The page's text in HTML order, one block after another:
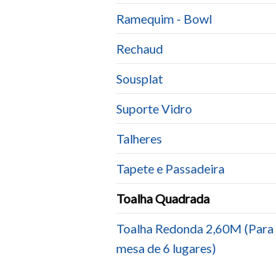
Ramequim - Bowl
Rechaud
Sousplat
Suporte Vidro
Talheres
Tapete e Passadeira
Toalha Quadrada
Toalha Redonda 2,60M (Para
mesa de 6 lugares)